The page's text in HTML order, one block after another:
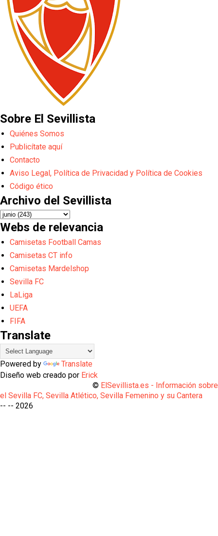
Sobre El Sevillista
Quiénes Somos
Publicítate aquí
Contacto
Aviso Legal, Política de Privacidad y Política de Cookies
Código ético
Archivo del Sevillista
Webs de relevancia
Camisetas Football Camas
Camisetas CT info
Camisetas Mardelshop
Sevilla FC
LaLiga
UEFA
FIFA
Translate
Powered by
Translate
Diseño web creado por Erick
© ElSevillista.es - Información sobre
el Sevilla FC, Sevilla Atlético, Sevilla Femenino y su Cantera
-- -- 2026